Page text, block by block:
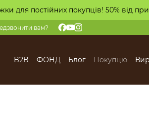
для постійних покупців! 50% від
вам?
B2B ФОНД Блог Покупцю